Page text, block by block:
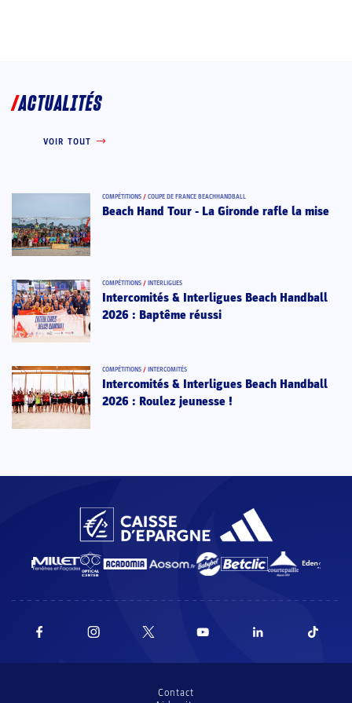
ACTUALITÉS
VOIR TOUT
COMPÉTITIONS / COUPE DE FRANCE BEACHHANDBALL
Beach Hand Tour - La Gironde rafle la mise
COMPÉTITIONS / INTERLIGUES
Intercomités & Interligues Beach Handball
2026 : Baptême réussi
COMPÉTITIONS / INTERCOMITÉS
Intercomités & Interligues Beach Handball
2026 : Roulez jeunesse !
Contact